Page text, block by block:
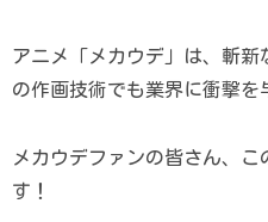
アニメ「メカウデ」は、斬
の作画技術でも業界に衝撃を
メカウデファンの皆さん、
す！